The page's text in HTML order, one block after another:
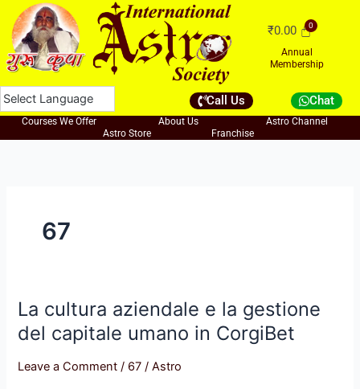
Skip
content
₹0.00
Annual
Membership
Call Us Chat
Courses We Offer About Us
Astro Channel
Astro Store
Franchise
67
La cultura aziendale e la gestione
del capitale umano in CorgiBet
Leave a Comment / 67 /Astro
La
cultura
aziendale
e